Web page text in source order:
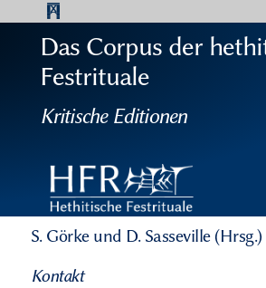
Das Corpus der
Festrituale
Kritische Editionen
S. Görke und D. Sasseville (Hrsg.)
Kontakt